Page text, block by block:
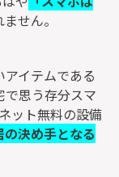
せん。
イテムである
で思う存分スマ
ット無料の設備
の決め手となる